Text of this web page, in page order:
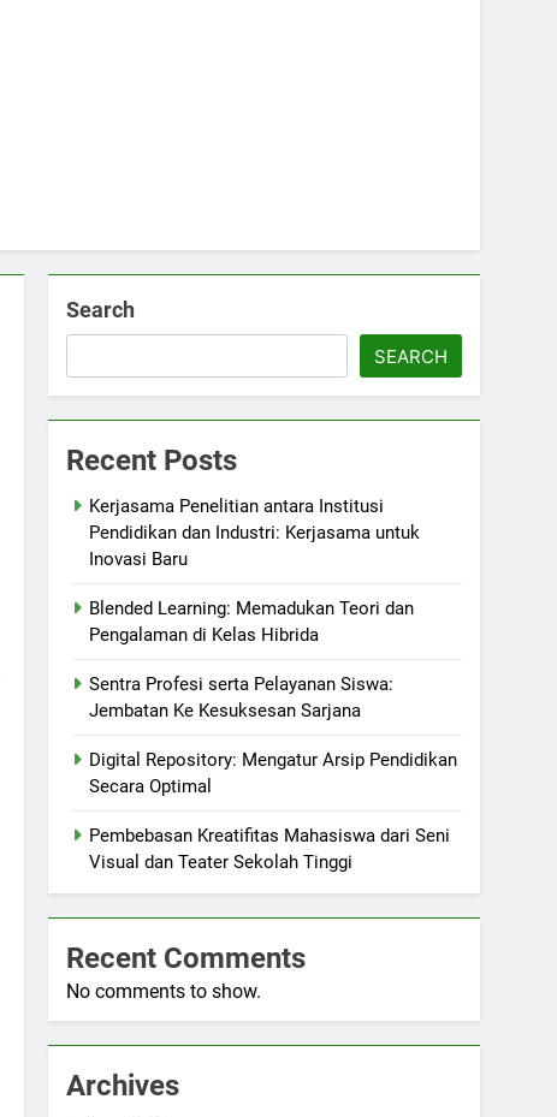
Search
SEARCH
Recent Posts
Kerjasama Penelitian antara Institusi
Pendidikan dan Industri: Kerjasama untuk
Inovasi Baru
Blended Learning: Memadukan Teori dan
Pengalaman di Kelas Hibrida
Sentra Profesi serta Pelayanan Siswa:
Jembatan Ke Kesuksesan Sarjana
Digital Repository: Mengatur Arsip Pendidikan
Secara Optimal
Pembebasan Kreatifitas Mahasiswa dari Seni
Visual dan Teater Sekolah Tinggi
Recent Comments
No comments to show.
Archives